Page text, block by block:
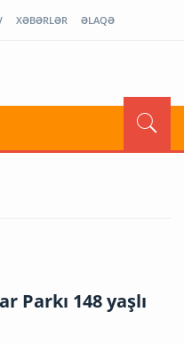
XƏBƏRLƏR ƏLAQƏ
Parkı 148 yaşlı